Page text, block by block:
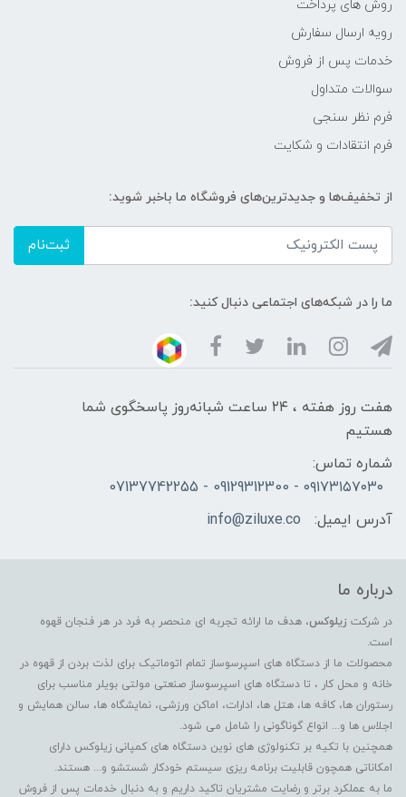
روش های پرداخت
رویه ارسال سفارش
خدمات پس از فروش
سوالات متداول
فرم نظر سنجی
فرم انتقادات و شکایت
از تخفیف‌ها و جدیدترین‌های فروشگاه ما باخبر شوید:
ثبت‌نام
ما را در شبکه‌های اجتماعی دنبال کنید:
هفت روز هفته ، ۲۴ ساعت شبانه‌روز پاسخگوی شما
هستیم
شماره تماس:
۰۹۱۷۳۱۵۷۰۳۰ - 09129312300 - 07137742255
آدرس ایمیل:
info@ziluxe.co
درباره ما
در شرکت زیلوکس، هدف ما ارائه تجربه ای منحصر به فرد در هر فنجان قهوه
است.
محصولات ما از دستگاه های اسپرسوساز تمام اتوماتیک برای لذت بردن از قهوه در
خانه و محل کار ، تا دستگاه های اسپرسوساز صنعتی مولتی بویلر مناسب برای
رستوران ها، کافه ها، هتل ها، ادارات، اماکن ورزشی، نمایشگاه ها، سالن همایش و
اجلاس ها و... انواع گوناگونی را شامل می شود.
همچنین با تکیه بر تکنولوژی های نوین دستگاه های کمپانی زیلوکس دارای
امکاناتی همچون قابلیت برنامه ریزی سیستم خودکار شستشو و... هستند.
ما به عملکرد برتر و رضایت مشتریان تاکید داریم و به دنبال خدمات پس از فروش